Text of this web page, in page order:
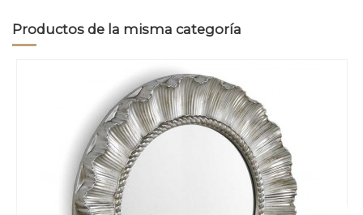
Productos de la misma categoría